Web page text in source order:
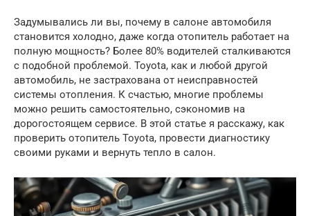
Задумывались ли вы, почему в салоне автомобиля
становится холодно, даже когда отопитель работает на
полную мощность? Более 80% водителей сталкиваются
с подобной проблемой. Toyota, как и любой другой
автомобиль, не застрахована от неисправностей
системы отопления. К счастью, многие проблемы
можно решить самостоятельно, сэкономив на
дорогостоящем сервисе. В этой статье я расскажу, как
проверить отопитель Toyota, провести диагностику
своими руками и вернуть тепло в салон.